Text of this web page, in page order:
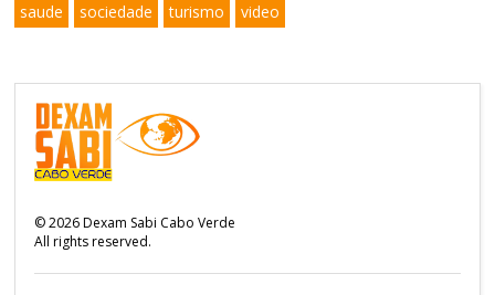
saude
sociedade turismo video
©2026Dexam Sabi Cabo Verde
All rights reserved.